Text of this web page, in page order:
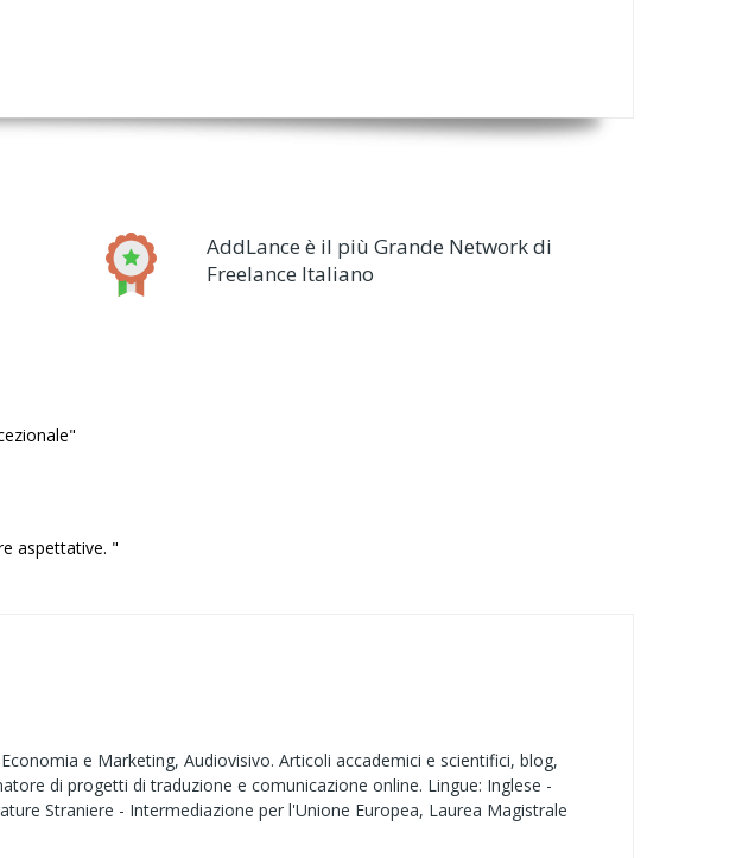
AddLance è il più Grande Network di
Freelance Italiano
aspettative. "
e Marketing, Audiovisivo. Articoli accademici e scientifici, blog,
di progetti di traduzione e comunicazione online. Lingue: Inglese -
Straniere - Intermediazione per l'Unione Europea, Laurea Magistrale